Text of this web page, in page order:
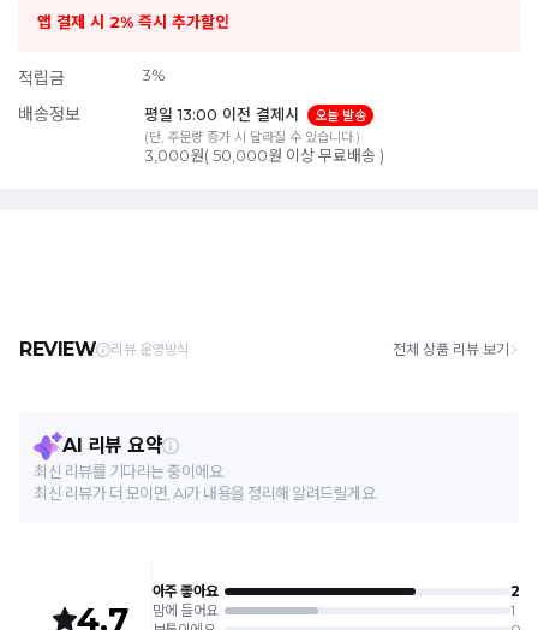
앱 결제 시 2% 즉시 추가할인
적립금 3%
배송정보 평일 13:00 이전 결제시
오늘 발송
(단, 주문량 증가 시 달라질 수 있습니다.)
3,000원( 50,000원 이상 무료배송 )